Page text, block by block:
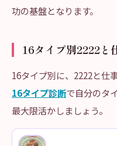
功の基盤となります。
16タイプ別2222と
16タイプ別に、2222と仕
16タイプ診断で自分のタ
最大限活かしましょう。